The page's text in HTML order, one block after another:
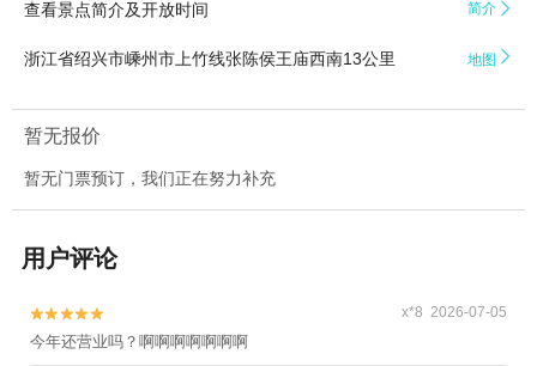
查看景点简介及开放时间 简介 
浙江省绍兴市嵊州市上竹线张陈侯王庙西南13公里 地图 
暂无报价
暂无门票预订，我们正在努力补充
用户评论

 x*8 2026-07-05
今年还营业吗？啊啊啊啊啊啊啊